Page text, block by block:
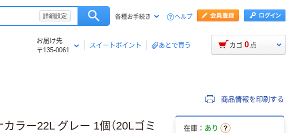
詳細設定 各種お手続き ヘルプ
お届け先
〒135-0061
スイートポイント あとで買う カゴ 0 点
商品情報を印刷する
ラー22L グレー 1個（20Lゴミ
在庫： あり